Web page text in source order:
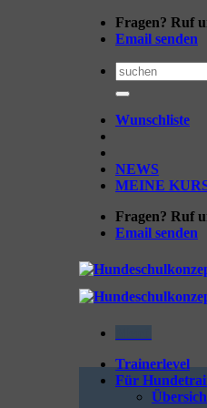
Fragen? Ruf
Email senden
Suchen
nach:
Wunschliste
NEWS
MEINE
Fragen? Ruf
Email senden
Trainerlevel
Für